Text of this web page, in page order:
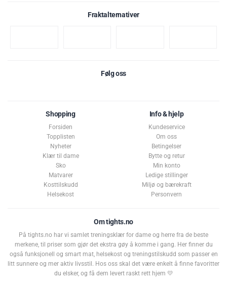
Karakter:
4.5(75)av 5 mulige
Fraktalternativer
Følg oss
Shopping
Forsiden
Topplisten
Nyheter
Klær til dame
Sko
Matvarer
Kosttilskudd
Helsekost
Info & hjelp
Kundeservice
Om oss
Betingelser
Bytte og retur
Min konto
Ledige stillinger
Miljø og bærekraft
Personvern
Om tights.no
På tights.no har vi samlet treningsklær for dame og herre fra de beste
merkene, til priser som gjør det ekstra gøy å komme i gang. Her finner du
også funksjonell og smart mat, helsekost og treningstilskudd som passer en
litt sunnere og mer aktiv livsstil. Hos oss skal det være enkelt å finne favoritter
du elsker, og få dem levert raskt rett hjem 💛